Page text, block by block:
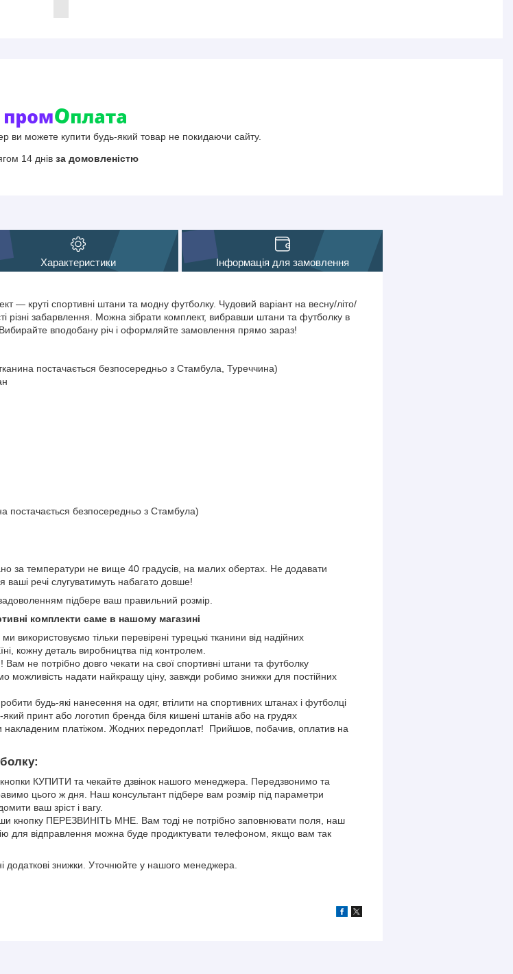
ви можете купити будь-який товар не покидаючи сайту.
14 днів за домовленістю
Характеристики Інформація для замовлення
— круті спортивні штани та модну футболку. Чудовий варіант на весну/літо/
різні забарвлення. Можна зібрати комплект, вибравши штани та футболку в
Вибирайте вподобану річ і оформляйте замовлення прямо зараз!
постачається безпосередньо з Стамбула, Туреччина)
постачається безпосередньо з Стамбула)
за температури не вище 40 градусів, на малих обертах. Не додавати
ваші речі слугуватимуть набагато довше!
підбере ваш правильний розмір.
комплекти саме в нашому магазині
використовуємо тільки перевірені турецькі тканини від надійних
кожну деталь виробництва під контролем.
не потрібно довго чекати на свої спортивні штани та футболку
можливість надати найкращу ціну, завжди робимо знижки для постійних
будь-які нанесення на одяг, втілити на спортивних штанах і футболці
принт або логотип бренда біля кишені штанів або на грудях
накладеним платіжом. Жодних передоплат! Прийшов, побачив, оплатив на
КУПИТИ та чекайте дзвінок нашого менеджера. Передзвонимо та
цього ж дня. Наш консультант підбере вам розмір під параметри
ваш зріст і вагу.
кнопку ПЕРЕЗВИНІТЬ МНЕ. Вам тоді не потрібно заповнювати поля, наш
для відправлення можна буде продиктувати телефоном, якщо вам так
додаткові знижки. Уточнюйте у нашого менеджера.